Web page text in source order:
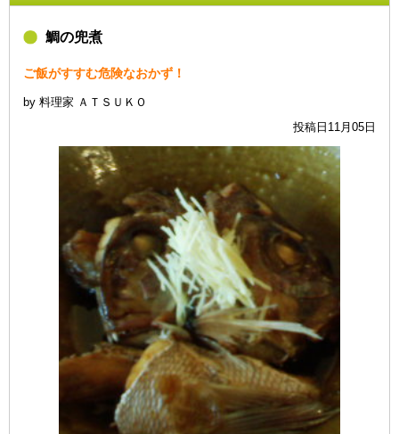
鯛の兜煮
ご飯がすすむ危険なおかず！
by 料理家 ＡＴＳＵＫＯ
投稿日11月05日